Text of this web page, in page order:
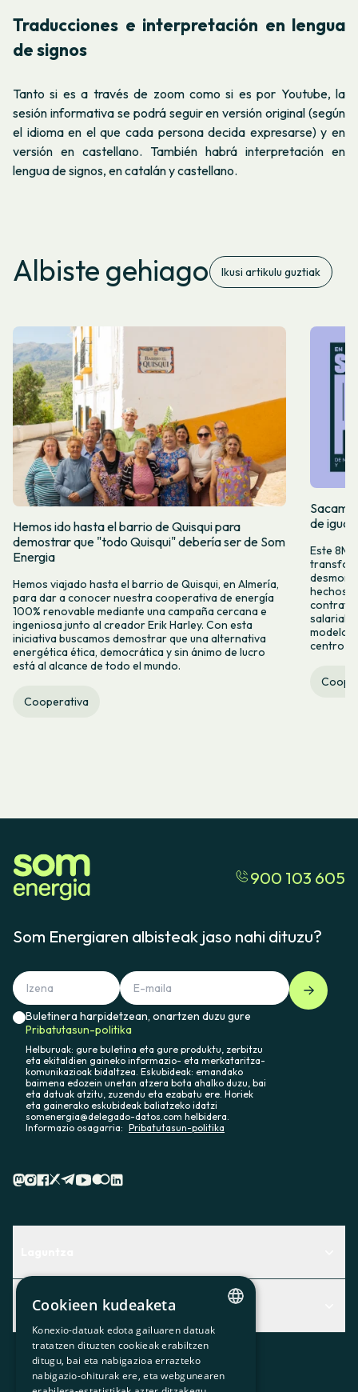
Traducciones e interpretación en lengua
de signos
Tanto si es a través de zoom como si es por Youtube, la
sesión informativa se podrá seguir en versión original (según
el idioma en el que cada persona decida expresarse) y en
versión en castellano. También habrá interpretación en
lengua de signos, en catalán y castellano.
Albiste gehiago Ikusi artikulu guztiak
Hemos ido hasta el barrio de Quisqui para
demostrar que "todo Quisqui" debería ser de Som
Energia
Hemos viajado hasta el barrio de Quisqui, en Almería,
para dar a conocer nuestra cooperativa de energía
100% renovable mediante una campaña cercana e
ingeniosa junto al creador Erik Harley. Con esta
iniciativa buscamos demostrar que una alternativa
energética ética, democrática y sin ánimo de lucro
está al alcance de todo el mundo.
Cooperativa
de
Este 8M,
hechos y
salarial y
modelo
centro
900 103 605
Som Energiaren albisteak jaso nahi dituzu?
Buletinera harpidetzean, onartzen duzu gure
Pribatutasun-politika
Helburuak: gure buletina eta gure produktu, zerbitzu
eta ekitaldien gaineko informazio- eta merkataritza-
komunikazioak bidaltzea. Eskubideak: emandako
baimena edozein unetan atzera bota ahalko duzu, bai
eta datuak atzitu, zuzendu eta ezabatu ere. Horiek
eta gainerako eskubideak baliatzeko idatzi
somenergia@delegado-datos.com helbidera.
Informazio osagarria: Pribatutasun-politika
Centro de Ayuda
Aurkitu zerbitzurik egokiena zuretzat
Contacto
Albisteak
Albisteak
Bazkideen txokoa
CATALAN
SPANISH
Cookieen kudeaketa
Konexio-datuak edota gailuaren datuak
tratatzen dituzten cookieak erabiltzen
ditugu, bai eta nabigazioa errazteko
nabigazio-ohiturak ere, eta webgunearen